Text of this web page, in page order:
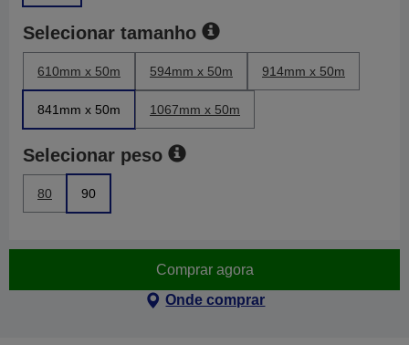
Selecionar tamanho
610mm x 50m 594mm x 50m 914mm x 50m
841mm x 50m 1067mm x 50m
Selecionar peso
80 90
Comprar agora
Onde comprar